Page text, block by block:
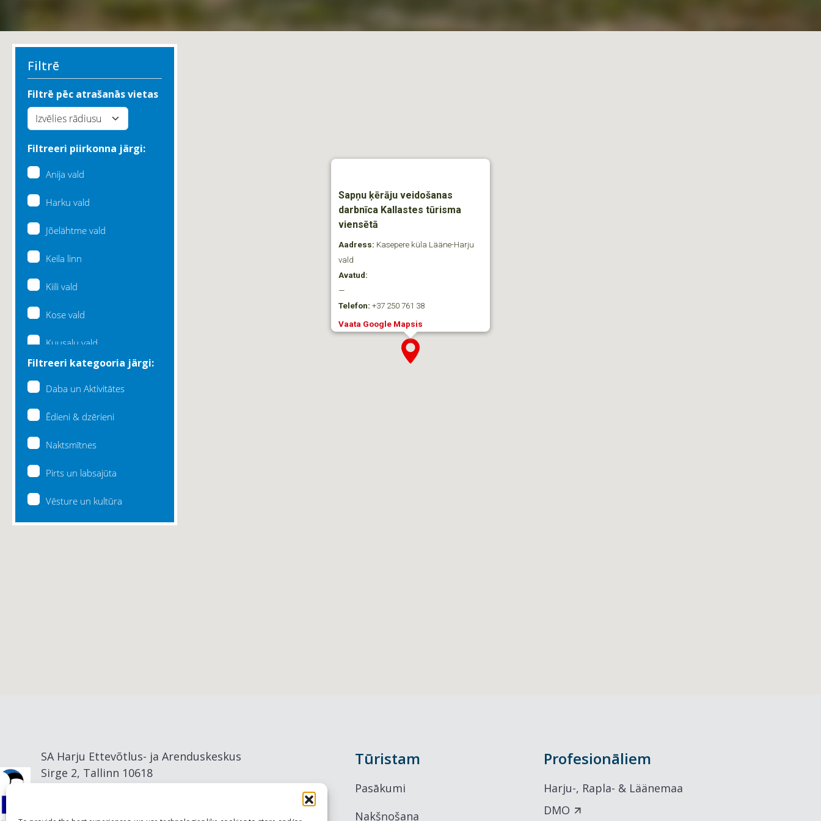
Filtrē
Filtrē pēc atrašanās vietas
Filtreeri piirkonna järgi:
Anija vald
Harku vald
Jõelähtme vald
Keila linn
Kiili vald
Kose vald
Kuusalu vald
Lääne-Harju vald
Filtreeri kategooria järgi:
Daba un Aktivitātes
Ēdieni & dzērieni
Naktsmītnes
Pirts un labsajūta
Vēsture un kultūra
Sapņu ķērāju veidošanas
darbnīca Kallastes tūrisma
viensētā
Aadress: Kasepere küla Lääne-Harju
vald
Avatud:
—
Telefon: +37 250 761 38
Vaata Google Mapsis
SA Harju Ettevõtlus- ja Arenduskeskus
Sirge 2, Tallinn 10618
Tūristam
Pasākumi
Nakšņošana
Profesionāliem
Harju-, Rapla- & Läänemaa
DMO